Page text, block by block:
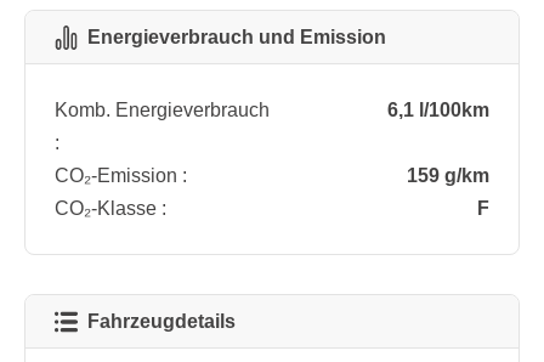
Energieverbrauch und Emission
Komb. Energieverbrauch
:
6,1 l/100km
CO₂-Emission :
159 g/km
CO₂-Klasse :
F
Fahrzeugdetails